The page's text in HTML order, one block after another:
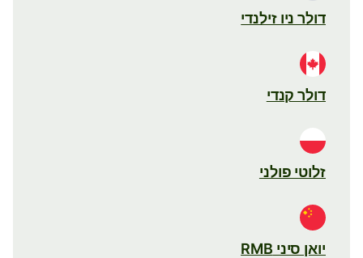
דולר ניו זילנדי
דולר קנדי
זלוטי פולני
יואן סיני RMB